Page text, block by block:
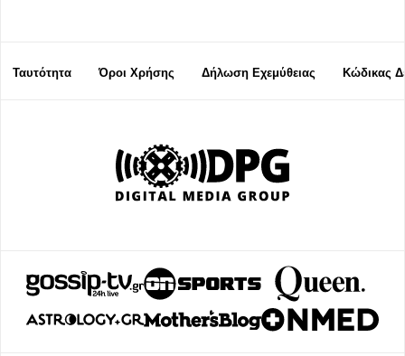
Ταυτότητα Όροι Χρήσης Δήλωση Εχεμύθειας Κώδικας